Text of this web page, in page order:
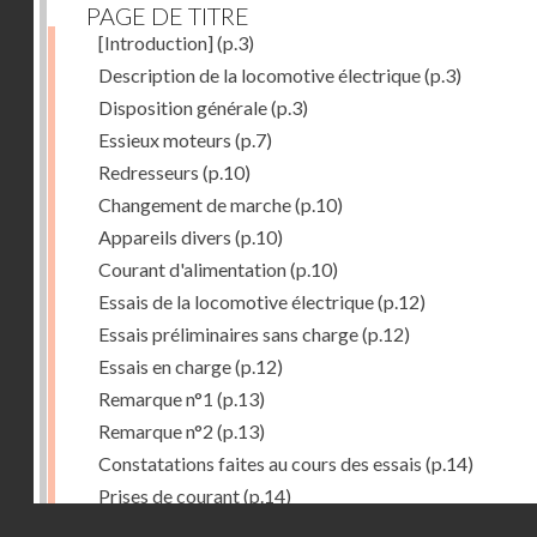
PAGE DE TITRE
[Introduction](p.3)
Description de la locomotive électrique(p.3)
Disposition générale(p.3)
Essieux moteurs (p.7)
Redresseurs (p.10)
Changement de marche(p.10)
Appareils divers (p.10)
Courant d'alimentation(p.10)
Essais de la locomotive électrique(p.12)
Essais préliminaires sans charge(p.12)
Essais en charge(p.12)
Remarque n°1 (p.13)
Remarque n°2 (p.13)
Constatations faites au cours des essais (p.14)
Prises de courant(p.14)